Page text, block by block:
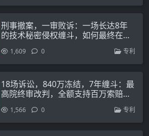
刑事撤案，一审败诉：一场长达8年
的技术秘密侵权缠斗，如何最终在最
1,609 0 专利
18场诉讼，840万冻结，7年缠斗：最
高院终审改判，全额支持百万索赔并
1,566 0 专利